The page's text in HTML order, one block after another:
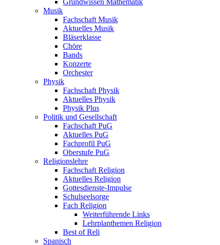
Grundwissen Mathematik
Musik
Fachschaft Musik
Aktuelles Musik
Bläserklasse
Chöre
Bands
Konzerte
Orchester
Physik
Fachschaft Physik
Aktuelles Physik
Physik Plus
Politik und Gesellschaft
Fachschaft PuG
Aktuelles PuG
Fachprofil PuG
Oberstufe PuG
Religionslehre
Fachschaft Religion
Aktuelles Religion
Gottesdienste-Impulse
Schulseelsorge
Fach Religion
Weiterführende Links
Lehrplanthemen Religion
Best of Reli
Spanisch